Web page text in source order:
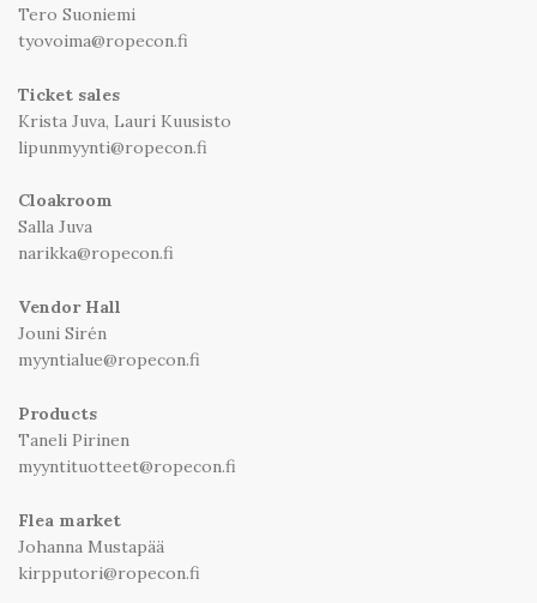
Tero Suoniemi
tyovoima@ropecon.fi
Ticket sales
Krista Juva, Lauri Kuusisto
lipunmyynti@ropecon.fi
Cloakroom
Salla Juva
narikka@ropecon.fi
Vendor Hall
Jouni Sirén
myyntialue@ropecon.fi
Products
Taneli Pirinen
myyntituotteet@ropecon.fi
Flea market
Johanna Mustapää
kirpputori@ropecon.fi